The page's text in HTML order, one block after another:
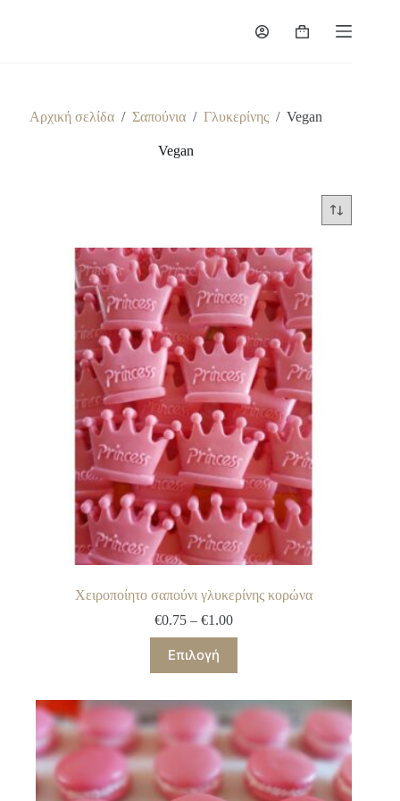
Καλάθι
Αρχική σελίδα / Σαπούνια / Γλυκερίνης / Vegan
Vegan
Χειροποίητο σαπούνι γλυκερίνης κορώνα
€0.75 – €1.00Price
range:
Επιλογή
το
προϊόν
πολλαπλές
παραλλαγές.
Οι
επιλογές
μπορούν
να